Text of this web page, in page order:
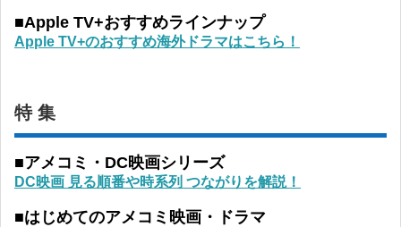
■Apple TV+おすすめラインナップ
Apple TV+のおすすめ海外ドラマはこちら！
特 集
■アメコミ・DC映画シリーズ
DC映画 見る順番や時系列 つながりを解説！
■はじめてのアメコミ映画・ドラマ